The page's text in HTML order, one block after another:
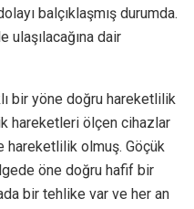
balçıklaşmış durumda.
ulaşılacağına dair
bir yöne doğru hareketlilik
hareketleri ölçen cihazlar
hareketlilik olmuş. Göçük
öne doğru hafif bir
bir tehlike var ve her an